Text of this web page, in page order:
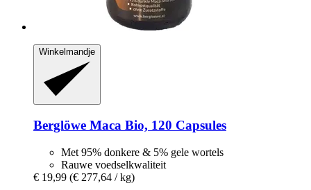
Winkelmandje
Berglöwe Maca Bio, 120 Capsules
Met 95% donkere & 5% gele wortels
Rauwe voedselkwaliteit
€ 19,99 (€ 277,64 / kg)